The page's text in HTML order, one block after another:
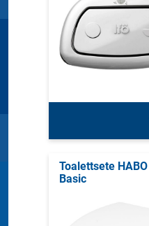
Toalettsete HABO
Basic